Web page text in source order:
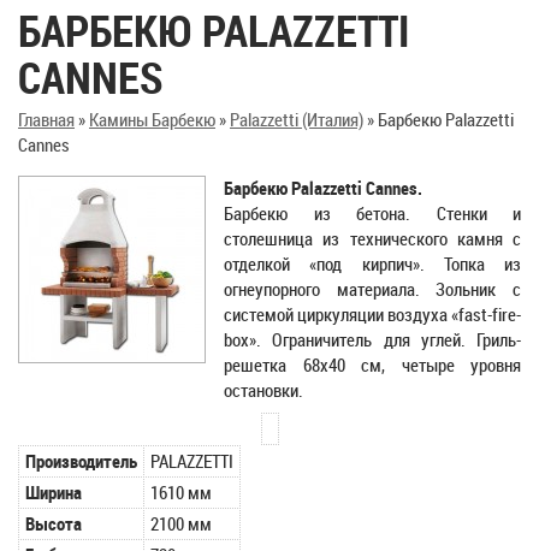
БАРБЕКЮ PALAZZETTI
CANNES
Главная» Камины Барбекю» Palazzetti (Италия)» Барбекю Palazzetti
Cannes
Барбекю Palazzetti Cannes.
Барбекю из бетона. Стенки и
столешница из технического камня с
отделкой «под кирпич». Топка из
огнеупорного материала. Зольник с
системой циркуляции воздуха «fast-fire-
box». Ограничитель для углей. Гриль-
решетка 68х40 см, четыре уровня
остановки.
Производитель PALAZZETTI
Ширина
1610 мм
Высота
2100 мм